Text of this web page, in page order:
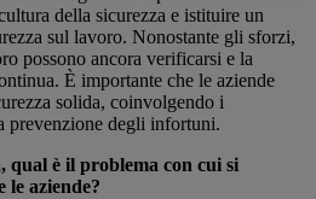
della sicurezza e istituire un
sul lavoro. Nonostante gli sforzi,
possono ancora verificarsi e la
È importante che le aziende
solida, coinvolgendo i
prevenzione degli infortuni.
qual è il problema con cui si
le aziende?